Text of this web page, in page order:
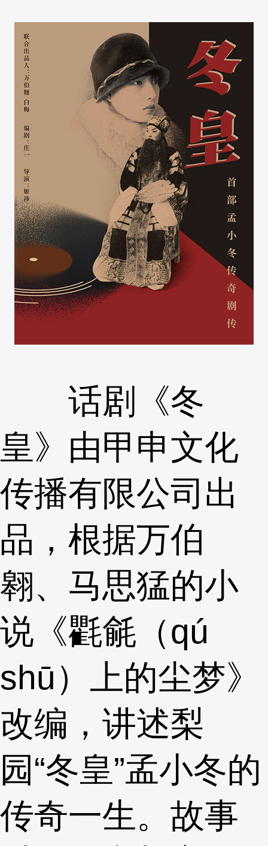
话剧《冬
皇》由甲申文化
传播有限公司出
品，根据万伯
翱、马思猛的小
说《氍毹（qú
shū）上的尘梦》
改编，讲述梨
园“冬皇”孟小冬的
传奇一生。故事